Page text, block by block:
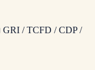
/ TCFD / CDP /